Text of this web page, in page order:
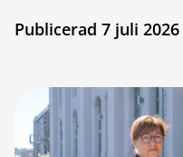
Publicerad 7 juli 2026